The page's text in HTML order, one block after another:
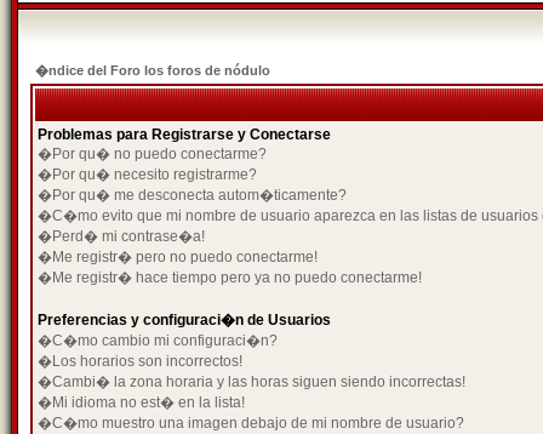
�ndice del Foro los foros de nódulo
Problemas para Registrarse y Conectarse
�Por qu� no puedo conectarme?
�Por qu� necesito registrarme?
�Por qu� me desconecta autom�ticamente?
�C�mo evito que mi nombre de usuario aparezca en las listas de usuarios
�Perd� mi contrase�a!
�Me registr� pero no puedo conectarme!
�Me registr� hace tiempo pero ya no puedo conectarme!
Preferencias y configuraci�n de Usuarios
�C�mo cambio mi configuraci�n?
�Los horarios son incorrectos!
�Cambi� la zona horaria y las horas siguen siendo incorrectas!
�Mi idioma no est� en la lista!
�C�mo muestro una imagen debajo de mi nombre de usuario?